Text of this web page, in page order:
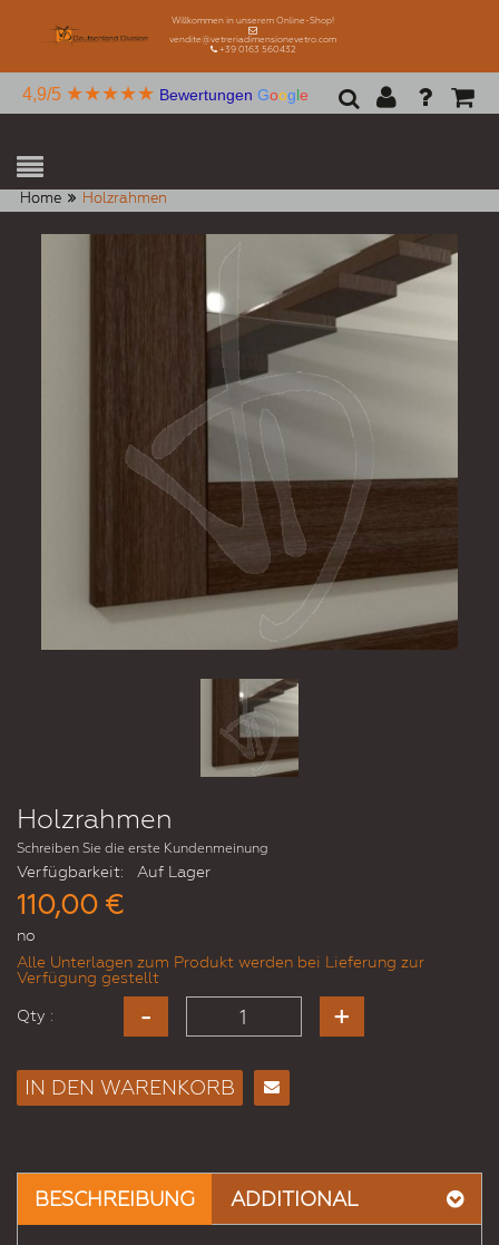
Willkommen in unserem Online-Shop!
vendite@vetreriadimensionevetro.com
+39 0163 560432
4,9/5 ★★★★★ Bewertungen Google
Home Holzrahmen
Holzrahmen
Schreiben Sie die erste Kundenmeinung
Verfügbarkeit: Auf Lager
110,00 €
no
Alle Unterlagen zum Produkt werden bei Lieferung zur
Verfügung gestellt
Qty :
IN DEN WARENKORB
Freund
BESCHREIBUNG ADDITIONAL